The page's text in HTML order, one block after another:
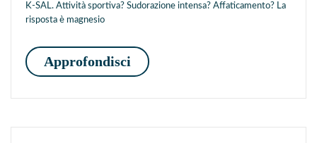
K-SAL. Attività sportiva? Sudorazione intensa? Affaticamento? La
risposta è magnesio
Approfondisci K-SAL